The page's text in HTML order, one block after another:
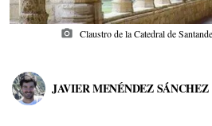
photo_camera Claustro de la Catedral de
JAVIER MENÉNDEZ SÁNCHEZ